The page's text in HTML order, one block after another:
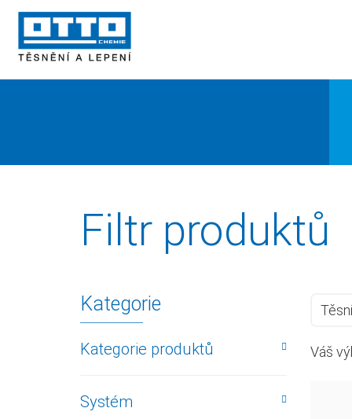
Filtr produktů
Kategorie
Kategorie produktů
Systém
Váš